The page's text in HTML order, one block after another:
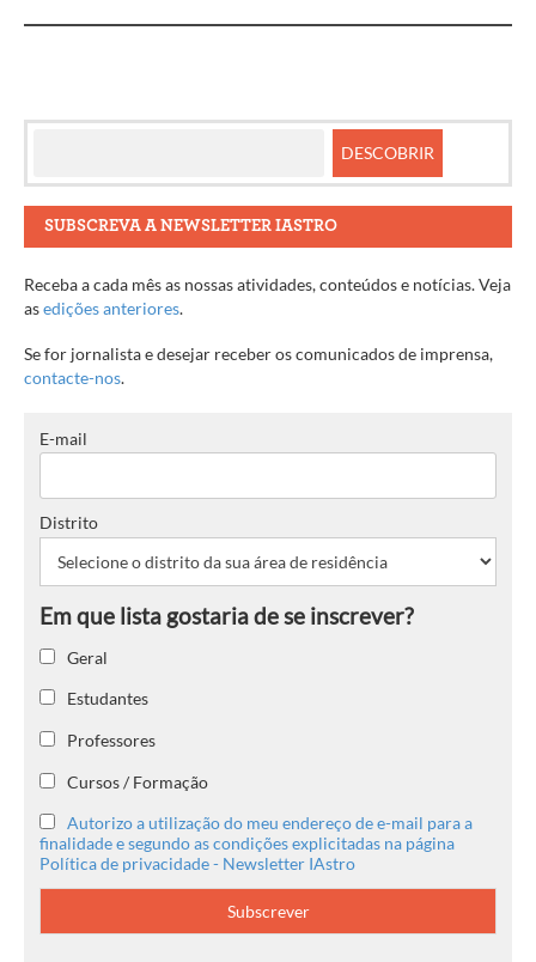
entre
SUBSCREVA A NEWSLETTER IASTRO
Receba a cada mês as nossas atividades, conteúdos e notícias. Veja
asedições anteriores.
Se for jornalista e desejar receber os comunicados de imprensa,
contacte-nos.
E-mail
Distrito
Geral
Estudantes
Professores
Cursos / Formação
Autorizo a utilização do meu endereço de e-mail para a
finalidade e segundo as condições explicitadas na página
Política de privacidade - Newsletter IAstro